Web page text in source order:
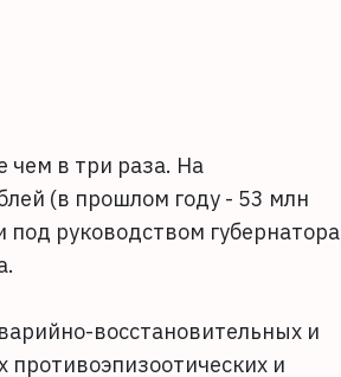
чем в три раза. На
(в прошлом году - 53 млн
под руководством губернатора
восстановительных и
противоэпизоотических и